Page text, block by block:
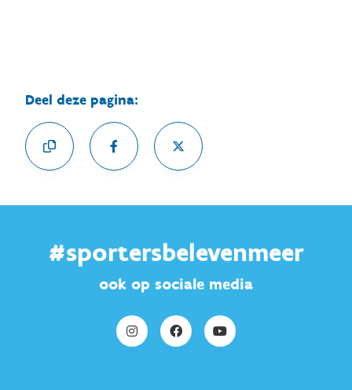
Deel deze pagina:
#sportersbelevenmeer
ook op sociale media